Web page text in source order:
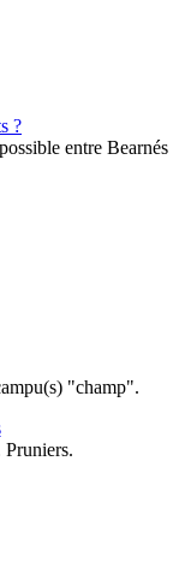
?
entre Bearnés
"champ".